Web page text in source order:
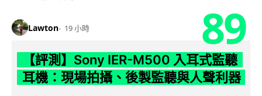
Lawton 19 小時 89
【評測】Sony IER-M500 入耳式監聽
耳機：現場拍攝、後製監聽與人聲利器